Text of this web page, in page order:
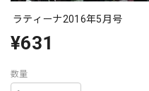
ラティーナ2016年5月号
¥631
数量